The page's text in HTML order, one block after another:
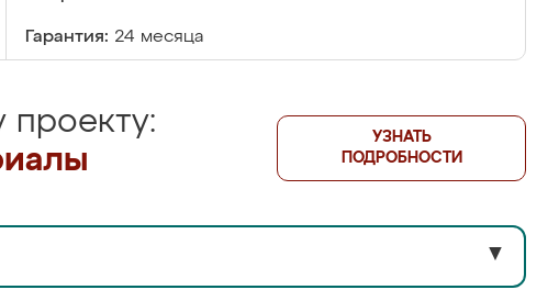
Гарантия: 24 месяца
проекту:
УЗНАТЬ
ПОДРОБНОСТИ
▼